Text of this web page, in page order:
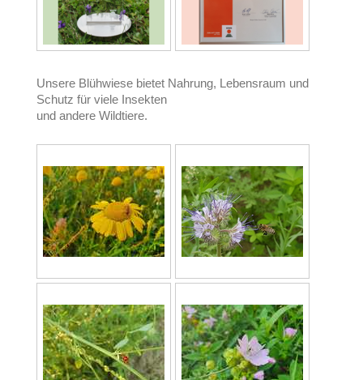
Unsere Blühwiese bietet Nahrung, Lebensraum und
Schutz für viele Insekten
und andere Wildtiere.